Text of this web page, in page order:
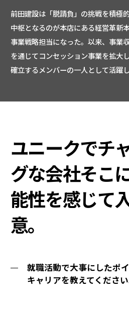
前田建設は「脱請負」の挑戦を積極
中枢となるのが本店にある経営革新
事業戦略担当になった。以来、事業
を通じてコンセッション事業を拡大
確立するメンバーの一人として活躍し
ユニークでチ
グな会社そこ
能性を感じて
意。
就職活動で大事にしたポ
キャリアを教えてください